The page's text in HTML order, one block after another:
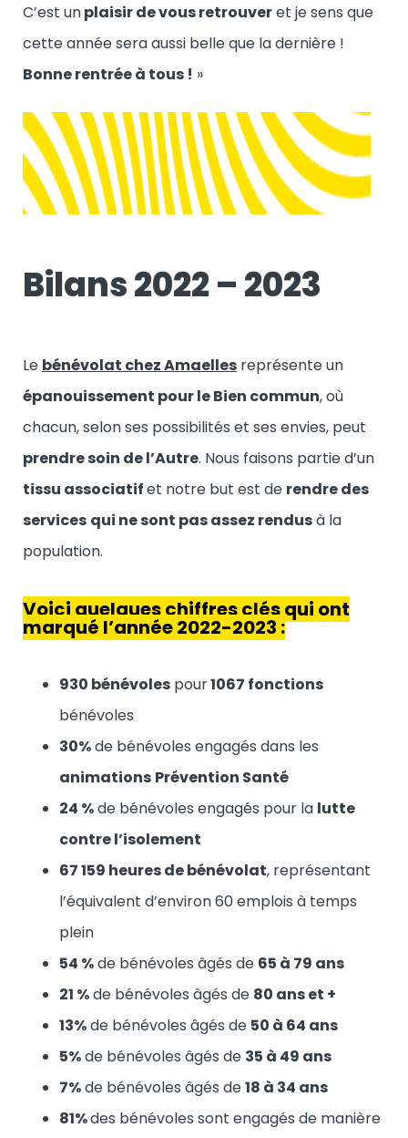
C’est unplaisir de vous retrouveret je sens que
cette année sera aussi belle que la dernière !
Bonne rentrée à tous ! »
Bilans 2022 – 2023
Le bénévolat chez Amaelles représente un
épanouissement pour le Bien commun, où
chacun, selon ses possibilités et ses envies, peut
prendre soin de l’Autre. Nous faisons partie d’un
tissu associatifet notre but est de rendre des
services qui ne sont pas assez rendusà la
population.
Voici quelques chiffres clés qui ont
marqué l’année 2022-2023 :
930 bénévoles pour1067 fonctions
bénévoles
30%de bénévoles engagés dans les
animations Prévention Santé
24 %de bénévoles engagés pour la lutte
contre l’isolement
67 159 heures de bénévolat, représentant
l’équivalent d’environ 60 emplois à temps
plein
54 %de bénévoles âgés de 65 à 79 ans
21 %de bénévoles âgés de 80 ans et +
13%de bénévoles âgés de 50 à 64 ans
5%de bénévoles âgés de 35 à 49 ans
7%de bénévoles âgés de18 à 34 ans
81%des bénévoles sont engagés de manière